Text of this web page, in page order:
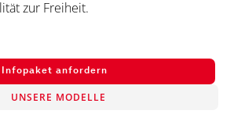
zur Freiheit.
Infopaket anfordern
UNSERE MODELLE